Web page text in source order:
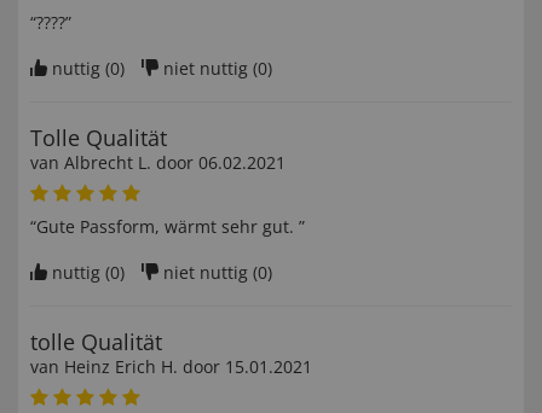
“????”
nuttig (0) niet nuttig (0)
Tolle Qualität
van Albrecht L. door 06.02.2021
“Gute Passform, wärmt sehr gut. ”
nuttig (0) niet nuttig (0)
tolle Qualität
van Heinz Erich H. door 15.01.2021